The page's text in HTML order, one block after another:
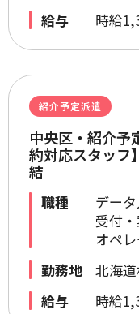
給与
時給
紹介予定派遣
中央区・紹介予
約対応スタッフ
結
職種
デー
受付
オペ
勤務地
北海
給与
時給